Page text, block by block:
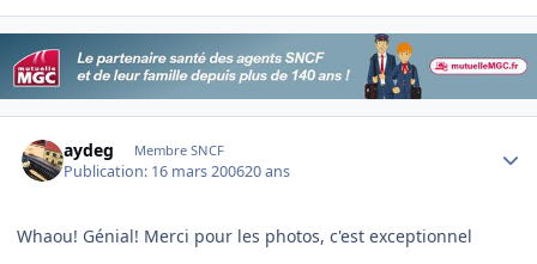
aydeg Membre SNCF
Publication: 16 mars 200620 ans
Whaou! Génial! Merci pour les photos, c'est exceptionnel